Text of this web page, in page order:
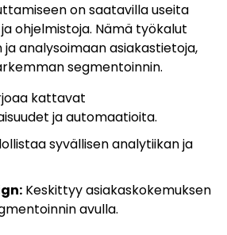
on saatavilla useita
ohjelmistoja. Nämä työkalut
analysoimaan asiakastietoja,
segmentoinnin.
kattavat
ja automaatioita.
syvällisen analytiikan ja
Keskittyy asiakaskokemuksen
avulla.